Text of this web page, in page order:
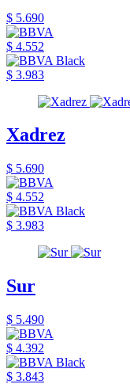
$ 5.690
$ 4.552
$ 3.983
Xadrez
$ 5.690
$ 4.552
$ 3.983
Sur
$ 5.490
$ 4.392
$ 3.843